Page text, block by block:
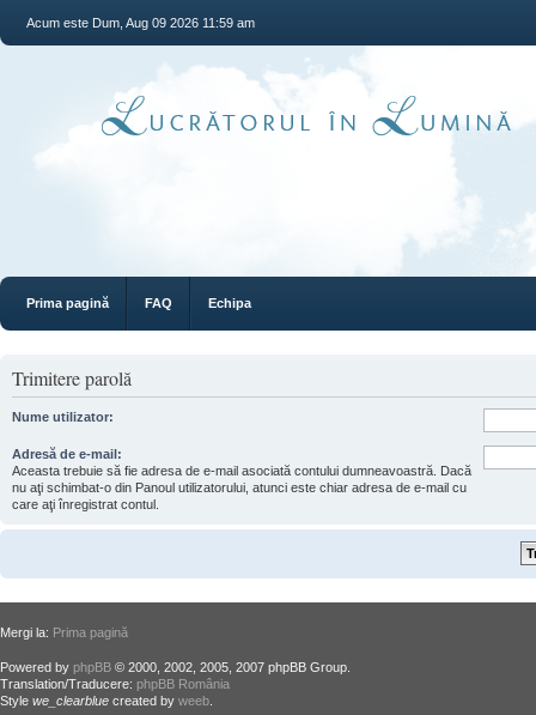
Acum este Dum, Aug 09 2026 11:59 am
Prima pagină FAQ Echipa
Trimitere parolă
Nume utilizator:
Adresă de e-mail:
Aceasta trebuie să fie adresa de e-mail asociată contului dumneavoastră. Dacă
nu aţi schimbat-o din Panoul utilizatorului, atunci este chiar adresa de e-mail cu
care aţi înregistrat contul.
Mergi la: Prima pagină
Powered by phpBB © 2000, 2002, 2005, 2007 phpBB Group.
Translation/Traducere: phpBB România
Style we_clearblue created by weeb